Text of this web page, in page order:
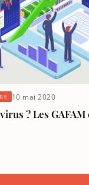
10 mai 2020
? Les